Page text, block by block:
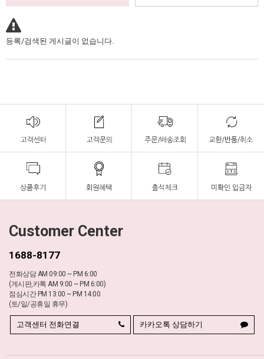
등록/검색된 게시글이 없습니다.
Customer Center
1688-8177
전화상담 AM 09:00 ~ PM 6:00
(게시판,카톡 AM 9:00 ~ PM 6:00)
점심시간 PM 13:00 ~ PM 14:00
(토/일/공휴일 휴무)
고객센터 전화연결 카카오톡 상담하기